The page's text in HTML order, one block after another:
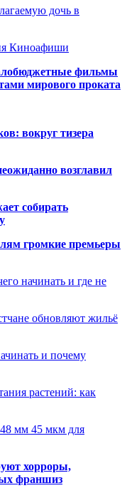
дочь в
Киноафиши
фильмы
мирового проката
вокруг тизера
возглавил
собирать
громкие премьеры
начинать и где не
обновляют жильё
и почему
растений: как
48 мм 45 мкм для
хорроры,
франшиз